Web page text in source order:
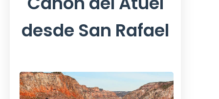
desde San Rafael